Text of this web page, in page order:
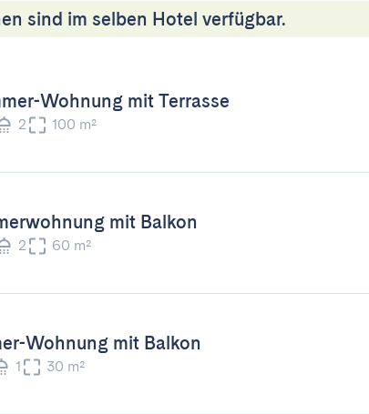
sind im selben Hotel verfügbar.
Wohnung mit Terrasse
2 100 m²
mit Balkon
2 60 m²
Wohnung mit Balkon
1 30 m²